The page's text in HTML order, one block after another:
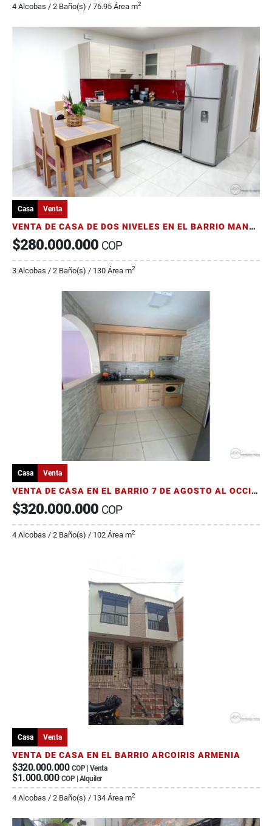
4 Alcobas / 2 Baño(s) / 76.95 Área m2
Casa Venta
VENTA DE CASA DE DOS NIVELES EN EL BARRIO MANANTIALES DE ARMENIA
$280.000.000 COP
3 Alcobas / 2 Baño(s) / 130 Área m2
Casa Venta
VENTA DE CASA EN EL BARRIO 7 DE AGOSTO AL OCCIDENTE DE ARMENIA
$320.000.000 COP
4 Alcobas / 2 Baño(s) / 102 Área m2
Casa Venta
VENTA DE CASA EN EL BARRIO ARCOIRIS ARMENIA
$320.000.000 COP | Venta
$1.000.000 COP | Alquiler
4 Alcobas / 2 Baño(s) / 134 Área m2